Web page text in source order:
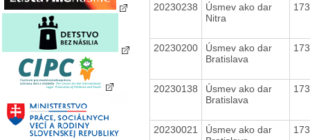
20230238
Úsmev ako dar
Nitra
20230200
Úsmev ako dar
Bratislava
20230138
Úsmev ako dar
Bratislava
20230021
Úsmev ako dar